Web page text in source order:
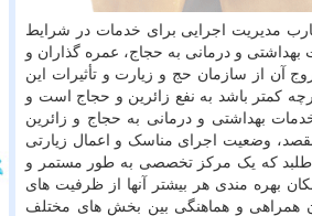
مدیریت اجرایی برای خدمات در شرایط
و درمانی به حجاج، عمره گذاران و
آن از سازمان حج و زیارت و تأثیرات این
کمتر باشد به نفع زائرین و حجاج است و
بهداشتی و درمانی به حجاج و زائرین
وضعیت اجرای مناسک و اعمال زیارتی
طلبد که یک مرکز تخصصی به طور مستمر و
بهره مندی هر بیشتر آنها از ظرفیت های
همراهی و هماهنگی بین بخش های مختلف